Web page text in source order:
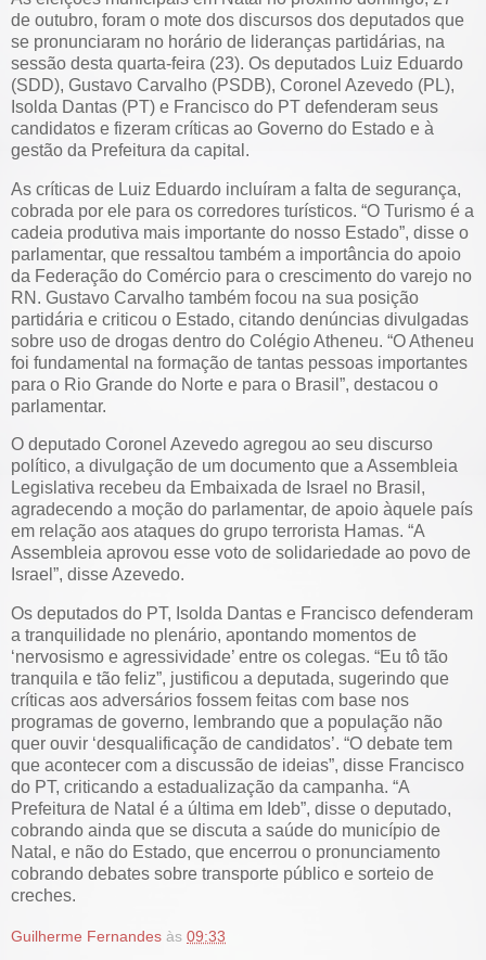
de outubro, foram o mote dos discursos dos deputados que
se pronunciaram no horário de lideranças partidárias, na
sessão desta quarta-feira (23). Os deputados Luiz Eduardo
(SDD), Gustavo Carvalho (PSDB), Coronel Azevedo (PL),
Isolda Dantas (PT) e Francisco do PT defenderam seus
candidatos e fizeram críticas ao Governo do Estado e à
gestão da Prefeitura da capital.
As críticas de Luiz Eduardo incluíram a falta de segurança,
cobrada por ele para os corredores turísticos. “O Turismo é a
cadeia produtiva mais importante do nosso Estado”, disse o
parlamentar, que ressaltou também a importância do apoio
da Federação do Comércio para o crescimento do varejo no
RN. Gustavo Carvalho também focou na sua posição
partidária e criticou o Estado, citando denúncias divulgadas
sobre uso de drogas dentro do Colégio Atheneu. “O Atheneu
foi fundamental na formação de tantas pessoas importantes
para o Rio Grande do Norte e para o Brasil”, destacou o
parlamentar.
O deputado Coronel Azevedo agregou ao seu discurso
político, a divulgação de um documento que a Assembleia
Legislativa recebeu da Embaixada de Israel no Brasil,
agradecendo a moção do parlamentar, de apoio àquele país
em relação aos ataques do grupo terrorista Hamas. “A
Assembleia aprovou esse voto de solidariedade ao povo de
Israel”, disse Azevedo.
Os deputados do PT, Isolda Dantas e Francisco defenderam
a tranquilidade no plenário, apontando momentos de
‘nervosismo e agressividade’ entre os colegas. “Eu tô tão
tranquila e tão feliz”, justificou a deputada, sugerindo que
críticas aos adversários fossem feitas com base nos
programas de governo, lembrando que a população não
quer ouvir ‘desqualificação de candidatos’. “O debate tem
que acontecer com a discussão de ideias”, disse Francisco
do PT, criticando a estadualização da campanha. “A
Prefeitura de Natal é a última em Ideb”, disse o deputado,
cobrando ainda que se discuta a saúde do município de
Natal, e não do Estado, que encerrou o pronunciamento
cobrando debates sobre transporte público e sorteio de
creches.
Guilherme Fernandes às 09:33